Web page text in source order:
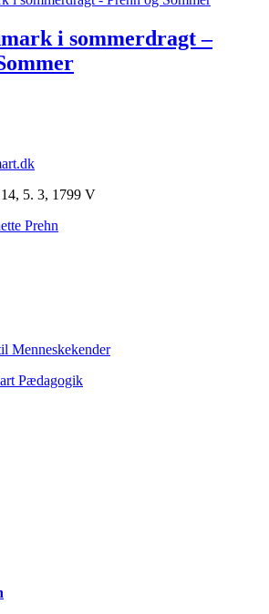
i sommerdragt –
5. 3, 1799 V
Prehn
Menneskekender
Pædagogik